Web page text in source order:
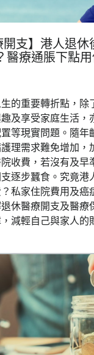
開支】港人退
醫療通脹下點
的重要轉折點，除
及享受家庭生活，
等現實問題。隨年
理需求難免增加，
收費，若沒有及早
逐步蠶食。究竟港
私家住院費用及癌
休醫療開支及醫療
減輕自己與家人的